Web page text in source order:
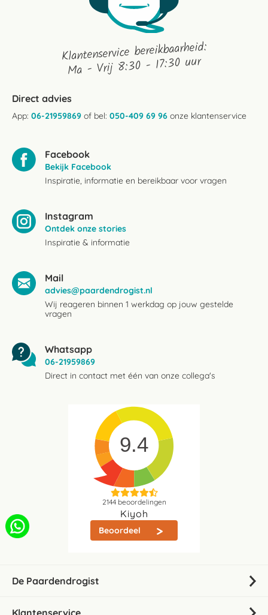
Klantenservice bereikbaarheid:
Ma - Vrij 8:30 - 17:30 uur
Direct advies
App: 06-21959869 of bel: 050-409 69 96 onze klantenservice
Facebook
Bekijk Facebook
Inspiratie, informatie en bereikbaar voor vragen
Instagram
Ontdek onze stories
Inspiratie & informatie
Mail
advies@paardendrogist.nl
Wij reageren binnen 1 werkdag op jouw gestelde
vragen
Whatsapp
06-21959869
Direct in contact met één van onze collega's
9.4
2144beoordelingen
Kiyoh
Beoordeel
De Paardendrogist
Klantenservice